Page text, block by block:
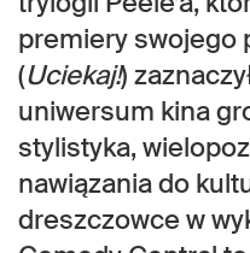
premiery swojego
(Uciekaj!)
uniwersum kina
stylistyka,
nawiązania do
dreszczowce w